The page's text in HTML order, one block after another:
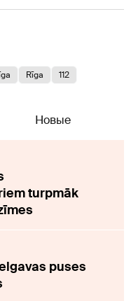
Rīga 112
Новые
turpmāk
puses